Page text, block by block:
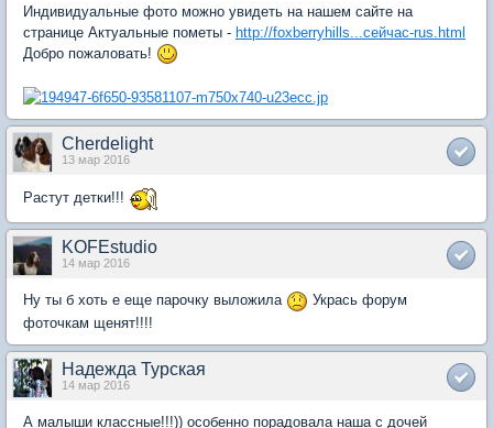
Индивидуальные фото можно увидеть на нашем сайте на
странице Актуальные пометы - http://foxberryhills...сейчас-rus.html
Добро пожаловать!
Cherdelight
13 мар 2016
Растут детки!!!
KOFEstudio
14 мар 2016
Ну ты б хоть е еще парочку выложила
Укрась форум
фоточкам щенят!!!!
Надежда Турская
14 мар 2016
А малыши классные!!!)) особенно порадовала наша с дочей